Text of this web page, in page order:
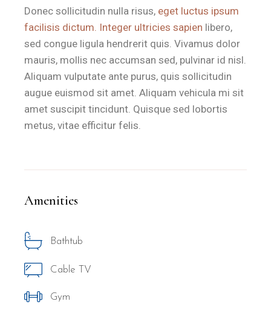
Donec sollicitudin nulla risus, eget luctus ipsum
facilisis dictum. Integer ultricies sapien libero,
sed congue ligula hendrerit quis. Vivamus dolor
mauris, mollis nec accumsan sed, pulvinar id nisl.
Aliquam vulputate ante purus, quis sollicitudin
augue euismod sit amet. Aliquam vehicula mi sit
amet suscipit tincidunt. Quisque sed lobortis
metus, vitae efficitur felis.
Amenities
Bathtub
Cable TV
Gym